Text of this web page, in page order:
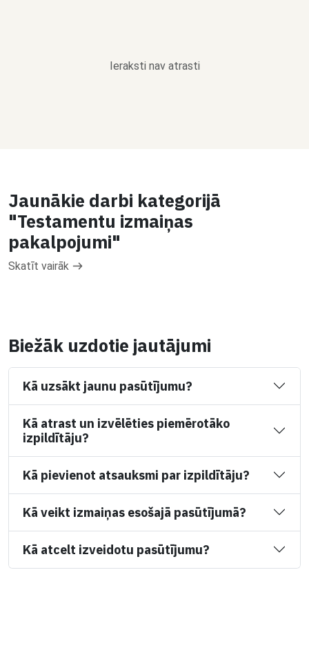
Ieraksti nav atrasti
Jaunākie darbi kategorijā
"Testamentu izmaiņas
pakalpojumi"
Skatīt vairāk
Biežāk uzdotie jautājumi
Kā uzsākt jaunu pasūtījumu?
Kā atrast un izvēlēties piemērotāko
izpildītāju?
Kā pievienot atsauksmi par izpildītāju?
Kā veikt izmaiņas esošajā pasūtījumā?
Kā atcelt izveidotu pasūtījumu?